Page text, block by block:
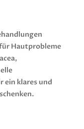
Hautprobleme
ein klares und